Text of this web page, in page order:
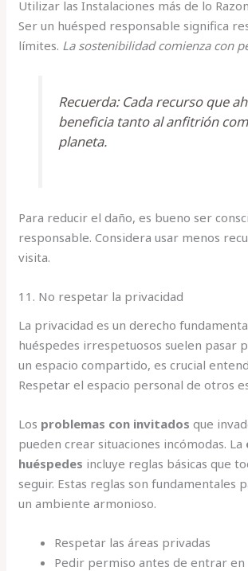
Utilizar las Instalaciones más de lo
Ser un huésped responsable significa
límites. La sostenibilidad comienza con
Recuerda: Cada recurso que
beneficia tanto al anfitrión
planeta.
Para reducir el daño, es bueno ser
responsable. Considera usar menos
visita.
11. No respetar la privacidad
La privacidad es un derecho
huéspedes irrespetuosos suelen pasar
un espacio compartido, es crucial
Respetar el espacio personal de otros
Los problemas con invitados que
pueden crear situaciones incómodas. La
huéspedes incluye reglas básicas que
seguir. Estas reglas son fundamentales
un ambiente armonioso.
Respetar las áreas privadas
Pedir permiso antes de entrar en